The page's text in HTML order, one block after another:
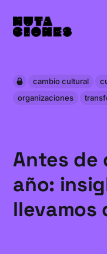
cambio cultural
organizaciones
Antes de
año:
llevamos